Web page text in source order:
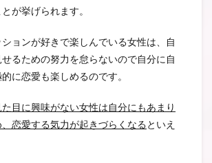
が挙げられます。
ションが好きで楽しんでいる女性は、自
るための努力を怠らないので自分に自
に恋愛も楽しめるのです。
た目に興味がない女性は自分にもあまり
恋愛する気力が起きづらくなるといえ